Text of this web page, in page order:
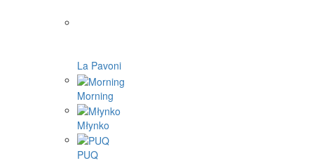
La Pavoni
Morning
Młynko
PUQ